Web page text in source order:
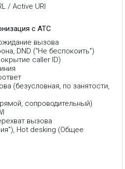
/ Active URI
с АТС
вызова
DND ("Не беспокоить")
caller ID)
(безусловная, по занятости,
сопроводительный)
вызова
Hot desking (Общее